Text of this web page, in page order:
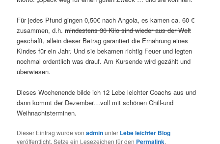
Für jedes Pfund gingen 0,50€ nach Angola, es kamen ca. 60 €
zusammen, d.h.mindestens 30 Kilo sind wieder aus der Welt
geschafft, allein dieser Betrag garantiert die Ernährung eines
Kindes für ein Jahr. Und sie bekamen richtig Feuer und legten
nochmal ordentlich was drauf. Am Kursende wird gezählt und
überwiesen.
Dieses Wochenende bilde ich 12 Lebe leichter Coachs aus und
dann kommt der Dezember…voll mit schönen Chill-und
Weihnachtsterminen.
Dieser Eintrag wurde vonadminunter Lebe leichter Blog
veröffentlicht. Setze ein Lesezeichen für den Permalink.